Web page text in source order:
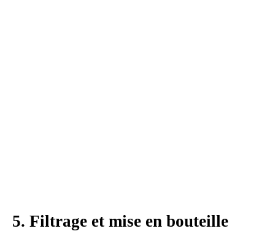
5. Filtrage et mise en bouteille